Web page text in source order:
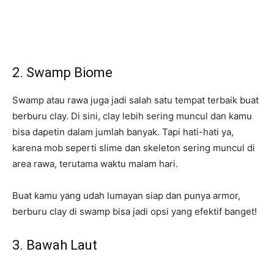
2. Swamp Biome
Swamp atau rawa juga jadi salah satu tempat terbaik buat
berburu clay. Di sini, clay lebih sering muncul dan kamu
bisa dapetin dalam jumlah banyak. Tapi hati-hati ya,
karena mob seperti slime dan skeleton sering muncul di
area rawa, terutama waktu malam hari.
Buat kamu yang udah lumayan siap dan punya armor,
berburu clay di swamp bisa jadi opsi yang efektif banget!
3. Bawah Laut